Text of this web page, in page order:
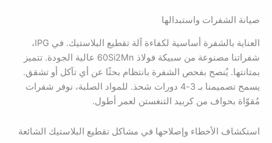
صيانة الشفرات واستبدالها
العناية بالشفرة أساسية لكفاءة آلة تقطيع البلاستيك. في IPG،
شفراتنا مصنوعة من سبيكة فولاذ 60Si2Mn عالية الجودة. تتميز
بمتانتها. يُنصح بفحص الشفرة بانتظام بحثًا عن أي تآكل أو تشقق.
يسمح تصميمنا بـ 3-4 دورات شحذ. للمواد الصلبة، نوفر شفرات
مُقوّاة بحواف من كربيد التنغستن لعمر أطول.
استكشاف الأخطاء وإصلاحها في مشاكل تقطيع البلاستيك الشائعة